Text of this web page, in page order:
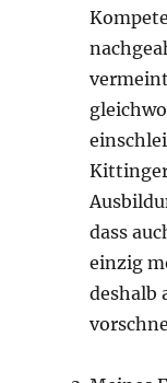
dass
einzig
deshalb